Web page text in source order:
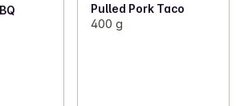
Pulled Pork Taco
400 g